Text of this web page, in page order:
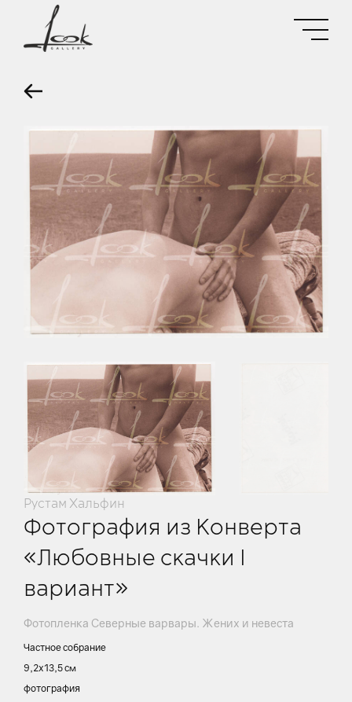
Рустам Хальфин
Фотография из Конверта
«Любовные скачки I
вариант»
Фотопленка Северные варвары. Жених и невеста
Частное собрание
9,2х13,5 см
фотография